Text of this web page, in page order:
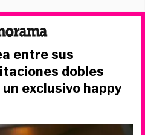
entre sus
dobles
exclusivo happy